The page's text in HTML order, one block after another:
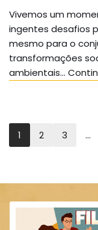
Vivemos um
ingentes desafios
mesmo para o
transformações
ambientais…
1 2 3 …